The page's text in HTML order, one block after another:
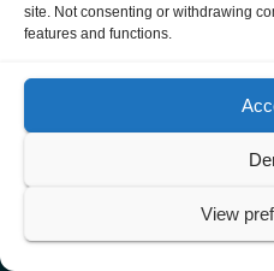
site. Not consenting or withdrawing
features and functions.
View